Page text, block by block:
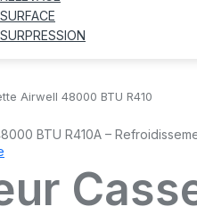
Airwell 48000 BTU R410